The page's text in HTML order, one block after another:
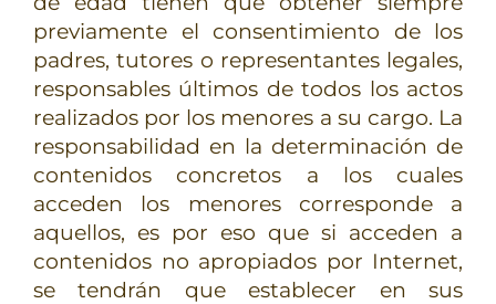
previamente el consentimiento de los
padres, tutores o representantes legales,
responsables últimos de todos los actos
realizados por los menores a su cargo. La
responsabilidad en la determinación de
contenidos concretos a los cuales
acceden los menores corresponde a
aquellos, es por eso que si acceden a
contenidos no apropiados por Internet,
se tendrán que establecer en sus